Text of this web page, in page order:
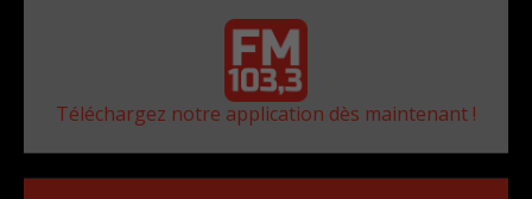
Téléchargez notre application dès maintenant !